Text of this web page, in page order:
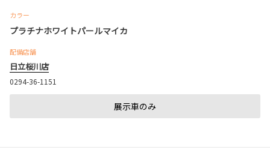
カラー
プラチナホワイトパールマイカ
配備店舗
日立桜川店
0294-36-1151
展示車のみ